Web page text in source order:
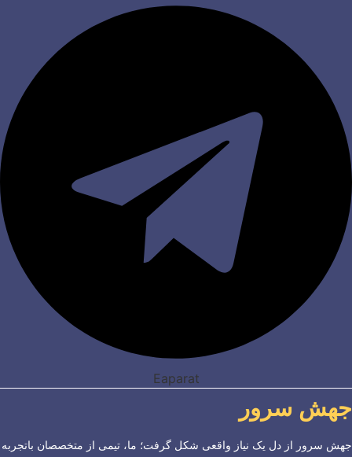
Eaparat
جهش سرور
جهش سرور از دل یک نیاز واقعی شکل گرفت؛ ما، تیمی از متخصصان باتجربه